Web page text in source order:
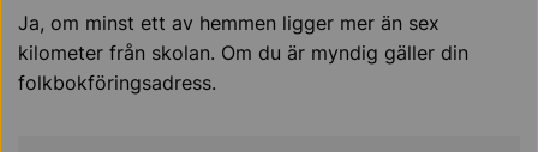
Ja, om minst ett av hemmen ligger mer än sex
kilometer från skolan. Om du är myndig gäller din
folkbokföringsadress.